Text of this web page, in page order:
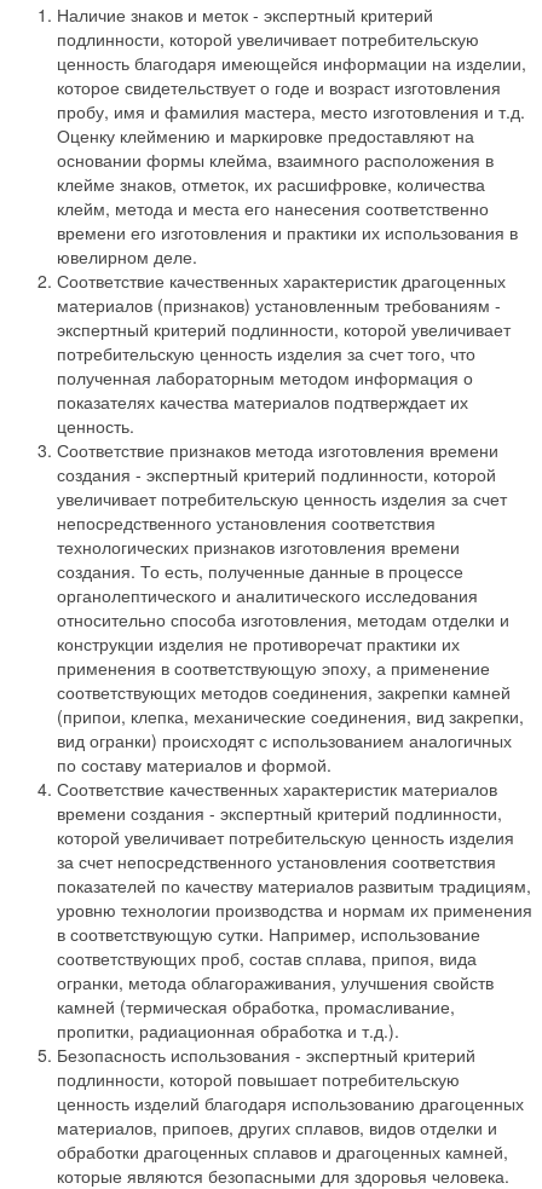
Наличие знаков и меток - экспертный критерий
подлинности, которой увеличивает потребительскую
ценность благодаря имеющейся информации на изделии,
которое свидетельствует о годе и возраст изготовления
пробу, имя и фамилия мастера, место изготовления и т.д.
Оценку клеймению и маркировке предоставляют на
основании формы клейма, взаимного расположения в
клейме знаков, отметок, их расшифровке, количества
клейм, метода и места его нанесения соответственно
времени его изготовления и практики их использования в
ювелирном деле.
Соответствие качественных характеристик драгоценных
материалов (признаков) установленным требованиям -
экспертный критерий подлинности, которой увеличивает
потребительскую ценность изделия за счет того, что
полученная лабораторным методом информация о
показателях качества материалов подтверждает их
ценность.
Соответствие признаков метода изготовления времени
создания - экспертный критерий подлинности, которой
увеличивает потребительскую ценность изделия за счет
непосредственного установления соответствия
технологических признаков изготовления времени
создания. То есть, полученные данные в процессе
органолептического и аналитического исследования
относительно способа изготовления, методам отделки и
конструкции изделия не противоречат практики их
применения в соответствующую эпоху, а применение
соответствующих методов соединения, закрепки камней
(припои, клепка, механические соединения, вид закрепки,
вид огранки) происходят с использованием аналогичных
по составу материалов и формой.
Соответствие качественных характеристик материалов
времени создания - экспертный критерий подлинности,
которой увеличивает потребительскую ценность изделия
за счет непосредственного установления соответствия
показателей по качеству материалов развитым традициям,
уровню технологии производства и нормам их применения
в соответствующую сутки. Например, использование
соответствующих проб, состав сплава, припоя, вида
огранки, метода облагораживания, улучшения свойств
камней (термическая обработка, промасливание,
пропитки, радиационная обработка и т.д.).
Безопасность использования - экспертный критерий
подлинности, которой повышает потребительскую
ценность изделий благодаря использованию драгоценных
материалов, припоев, других сплавов, видов отделки и
обработки драгоценных сплавов и драгоценных камней,
которые являются безопасными для здоровья человека.